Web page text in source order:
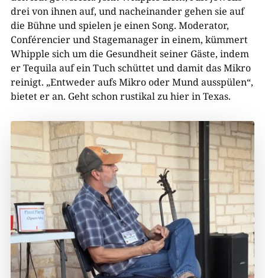
drei von ihnen auf, und nacheinander gehen sie auf
die Bühne und spielen je einen Song. Moderator,
Conférencier und Stagemanager in einem, kümmert
Whipple sich um die Gesundheit seiner Gäste, indem
er Tequila auf ein Tuch schüttet und damit das Mikro
reinigt. „Entweder aufs Mikro oder Mund ausspülen“,
bietet er an. Geht schon rustikal zu hier in Texas.